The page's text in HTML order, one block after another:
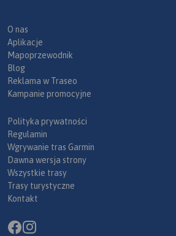
O nas
Aplikacje
Mapoprzewodnik
Blog
Reklama w Traseo
Kampanie promocyjne
Polityka prywatności
Regulamin
Wgrywanie tras Garmin
Dawna wersja strony
Wszystkie trasy
Trasy turystyczne
Kontakt